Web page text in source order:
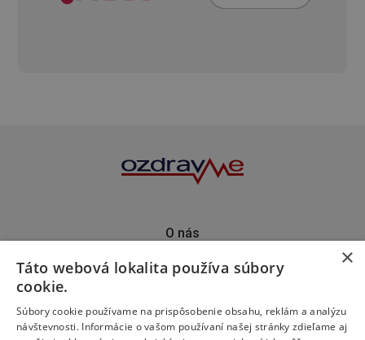
O nás
Predplatné
Podporte nás
×
Táto webová lokalita používa súbory
cookie.
Súbory cookie používame na prispôsobenie obsahu, reklám a analýzu
návštevnosti. Informácie o vašom používaní našej stránky zdieľame aj